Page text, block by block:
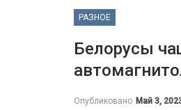
РАЗНОЕ
Белорусы
Опубликовано Май 3,